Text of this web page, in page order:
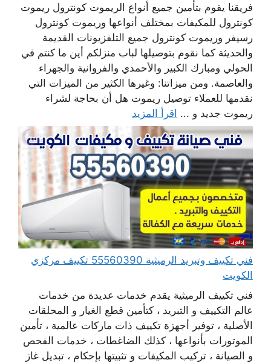
فريقنا يقوم بتأمين جميع أنواع الريموت كونترول ريموت
كونترول للمكيفات بمختلف أنواعها وريموت كونترول
رسيفر وريموت كونترول جميع التلفزيونات القديمة
والحديثة كما نقوم بتوصيلها لباب منزلكم أين ما كنتم في
الحولي ومبارك الكبير والأحمدي والفروانية والجهراء
والعاصمة. ومن ميزاتنا: وغيرها الكثير من الميزات التي
نقدمها للعملاء توصيل ريموت هل أن بحاجة لشراء
ريموت جديد و ... اقرأ المزيد
فني تكييف وتبريد الرميثية 55560390 تكييف مركزي
الكويت
فني تكييف الرميثية يقدم خدمات عديدة من خدمات
عالم التكييف و التبريد ، كتأمين قطع الغيار و المحلقات
الأصلية ، توفير أجهزة تكييف ذات ماركات عالمية ، تأمين
الموتورات بأنواعها ، كذلك الضاغطات ، خدمات الفحص
و الصيانة ، تركيب المكيفات و تثبيتها بإحكام ، تبديل غاز